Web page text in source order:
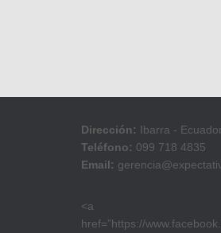
Dirección: Ibarra - Ecuador
Teléfono: 099 718 4835
Email:
<a
href=”https://